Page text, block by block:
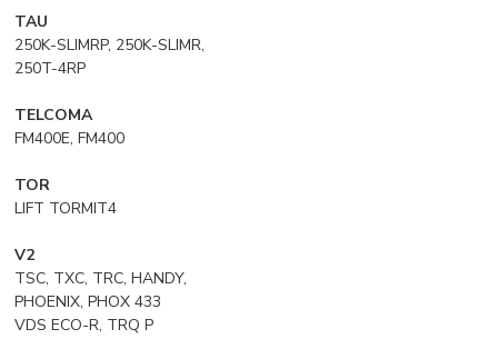
TAU
250K-SLIMRP, 250K-SLIMR,
250T-4RP
TELCOMA
FM400E, FM400
TOR
LIFT TORMIT4
V2
TSC, TXC, TRC, HANDY,
PHOENIX, PHOX 433
VDS ECO-R, TRQ P